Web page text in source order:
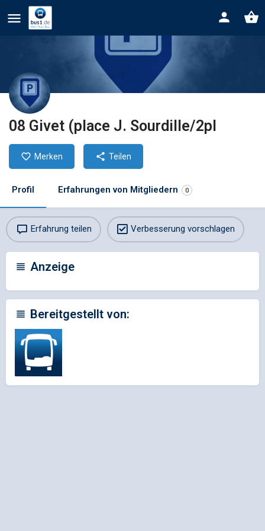
08 Givet (place J. Sourdille/2pl
Merken Teilen
Profil Erfahrungen von Mitgliedern 0
Erfahrung teilen Verbesserung vorschlagen
Anzeige
Bereitgestellt von: